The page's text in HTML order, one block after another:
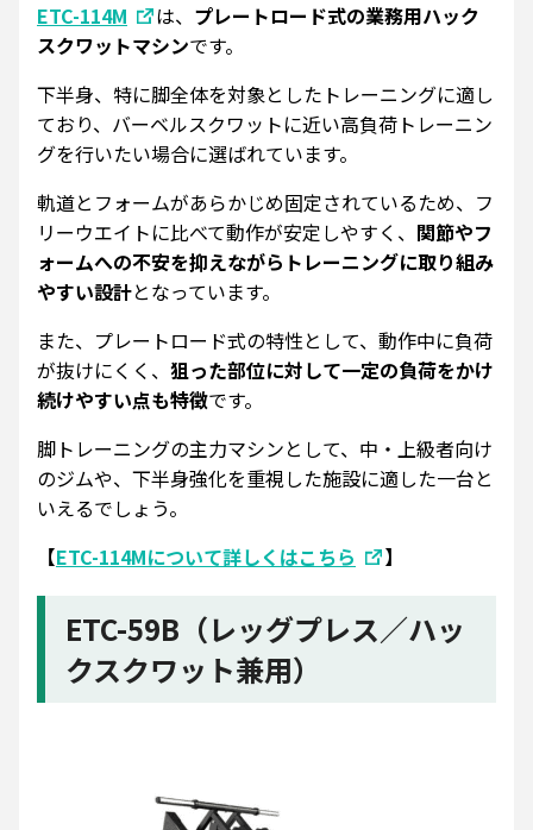
ETC-114M は、 プレートロード式の業務用ハック
スクワットマシンです。
下半身、特に脚全体を対象としたトレーニングに適し
ており、バーベルスクワットに近い高負荷トレーニン
グを行いたい場合に選ばれています。
軌道とフォームがあらかじめ固定されているため、フ
リーウエイトに比べて動作が安定しやすく、 関節やフ
ォームへの不安を抑えながらトレーニングに取り組み
やすい設計となっています。
また、プレートロード式の特性として、動作中に負荷
が抜けにくく、 狙った部位に対して一定の負荷をかけ
続けやすい点も特徴です。
脚トレーニングの主力マシンとして、中・上級者向け
のジムや、下半身強化を重視した施設に適した一台と
いえるでしょう。
【ETC-114Mについて詳しくはこちら 】
ETC-59B（レッグプレス／ハッ
クスクワット兼用）